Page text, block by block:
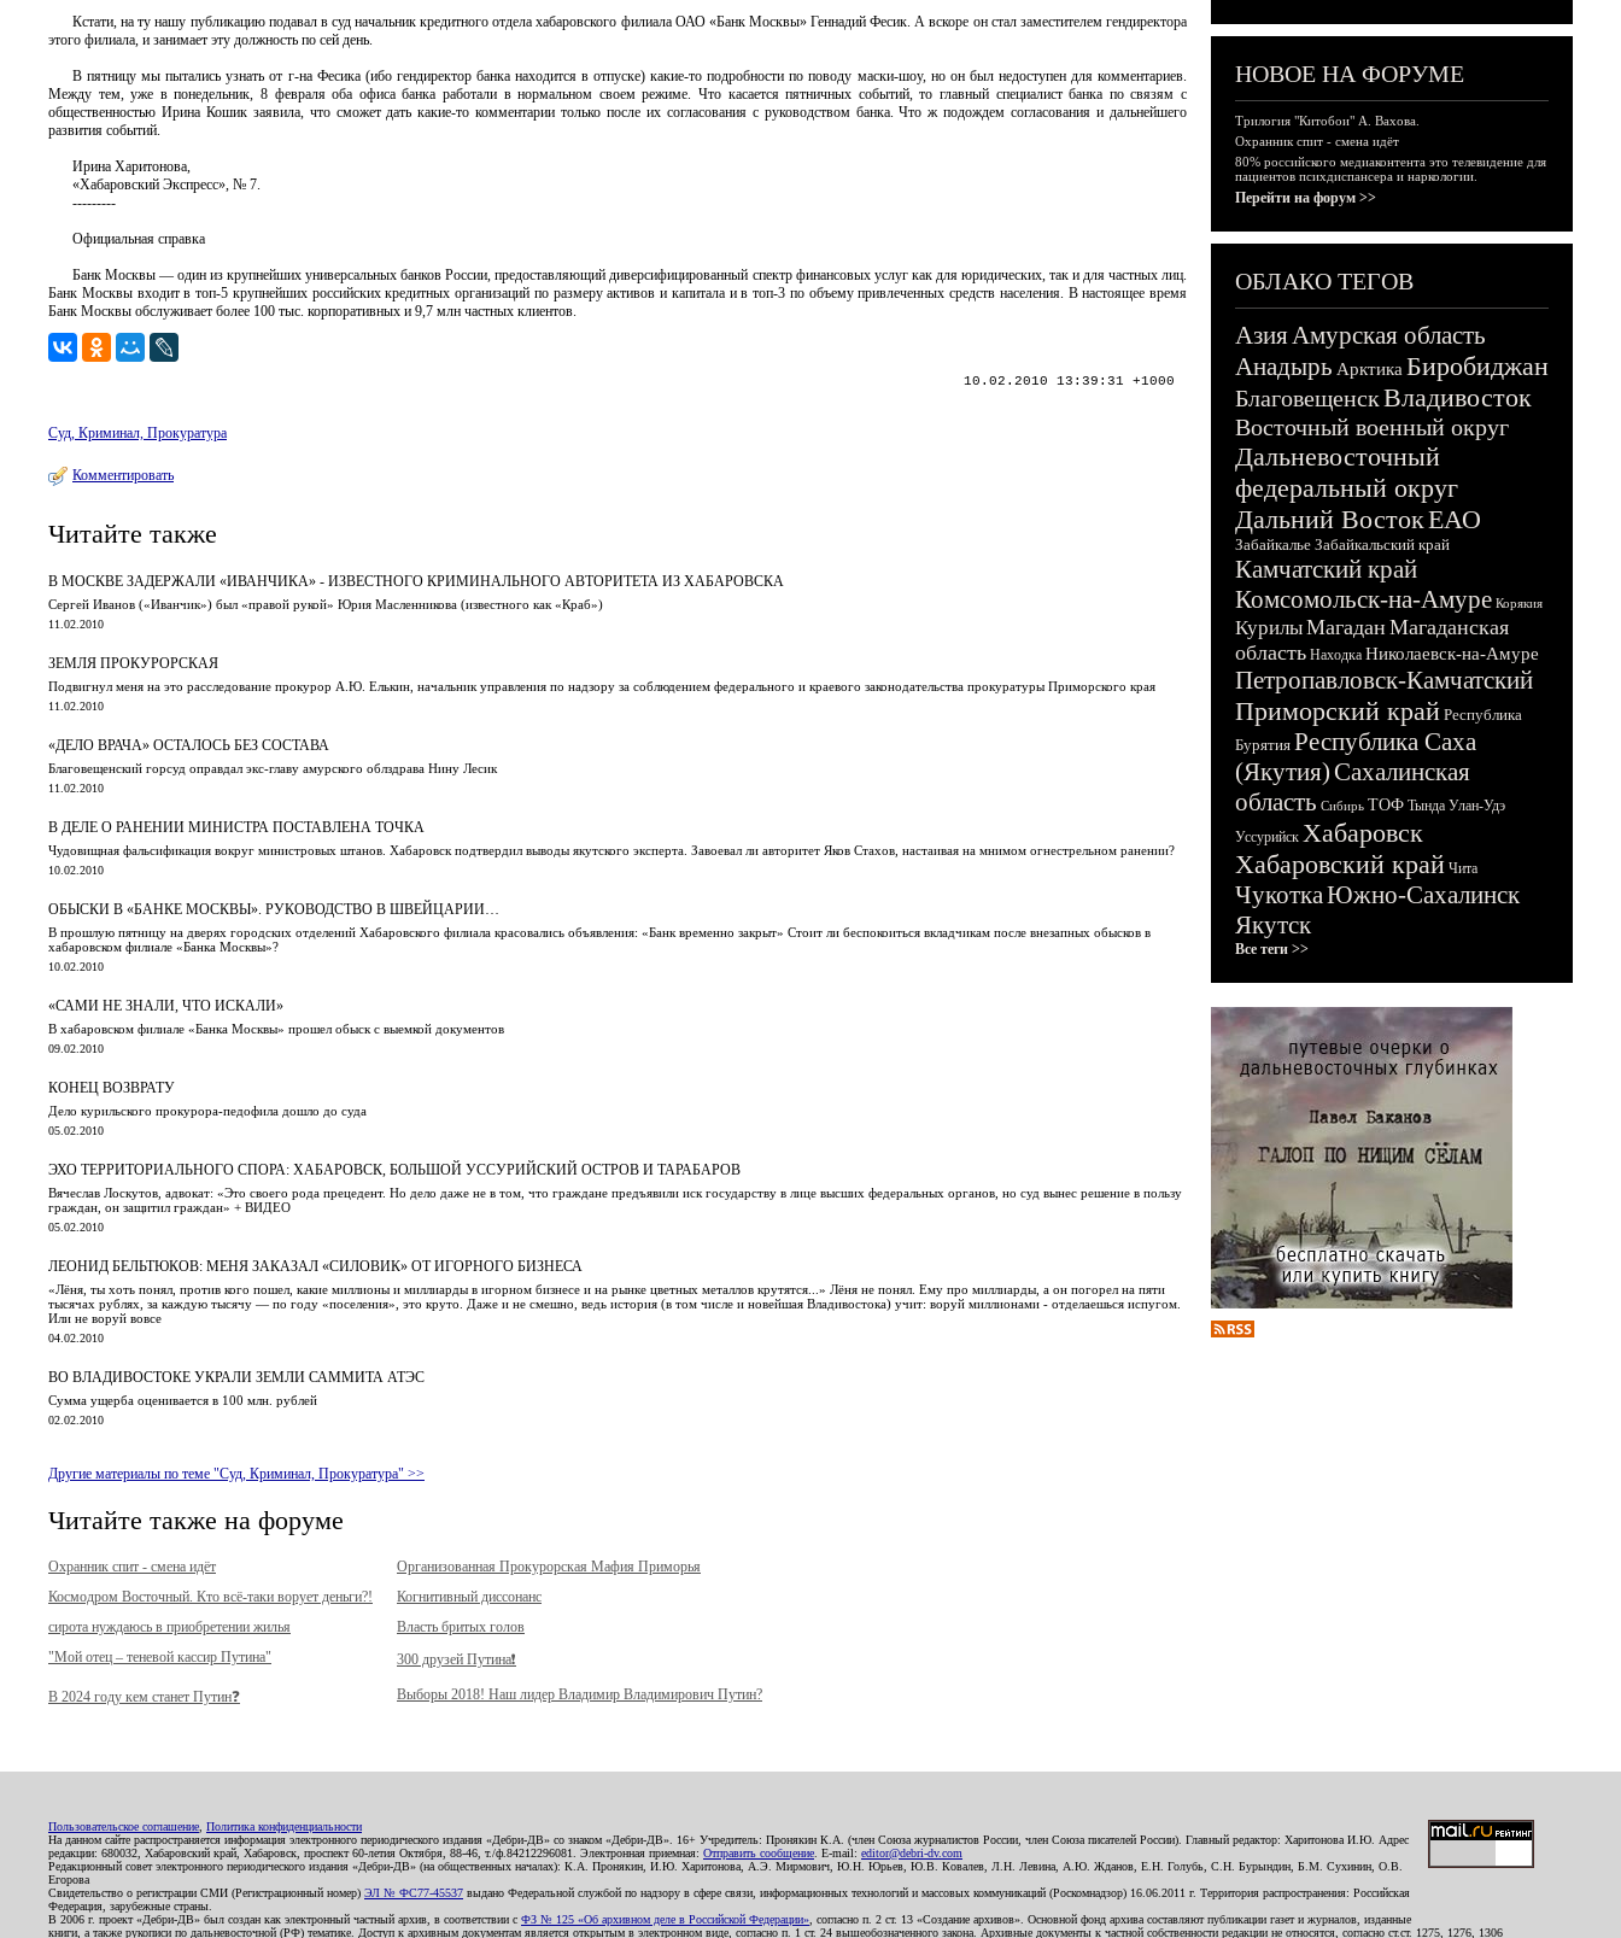
Кстати, на ту нашу публикацию подавал в суд начальник кредитного отдела хабаровского филиала ОАО «Банк Москвы» Геннадий Фесик. А вскоре он стал заместителем гендиректора
этого филиала, и занимает эту должность по сей день.
В пятницу мы пытались узнать от г-на Фесика (ибо гендиректор банка находится в отпуске) какие-то подробности по поводу маски-шоу, но он был недоступен для комментариев.
Между тем, уже в понедельник, 8 февраля оба офиса банка работали в нормальном своем режиме. Что касается пятничных событий, то главный специалист банка по связям с
общественностью Ирина Кошик заявила, что сможет дать какие-то комментарии только после их согласования с руководством банка. Что ж подождем согласования и дальнейшего
развития событий.
Ирина Харитонова,
«Хабаровский Экспресс», № 7.
---------
Официальная справка
Банк Москвы — один из крупнейших универсальных банков России, предоставляющий диверсифицированный спектр финансовых услуг как для юридических, так и для частных лиц.
Банк Москвы входит в топ-5 крупнейших российских кредитных организаций по размеру активов и капитала и в топ-3 по объему привлеченных средств населения. В настоящее время
Банк Москвы обслуживает более 100 тыс. корпоративных и 9,7 млн частных клиентов.
10.02.2010 13:39:31 +1000
Суд, Криминал, Прокуратура
Комментировать
Читайте также
В МОСКВЕ ЗАДЕРЖАЛИ «ИВАНЧИКА» - ИЗВЕСТНОГО КРИМИНАЛЬНОГО АВТОРИТЕТА ИЗ ХАБАРОВСКА
Сергей Иванов («Иванчик») был «правой рукой» Юрия Масленникова (известного как «Краб»)
11.02.2010
ЗЕМЛЯ ПРОКУРОРСКАЯ
Подвигнул меня на это расследование прокурор А.Ю. Елькин, начальник управления по надзору за соблюдением федерального и краевого законодательства прокуратуры Приморского края
11.02.2010
«ДЕЛО ВРАЧА» ОСТАЛОСЬ БЕЗ СОСТАВА
Благовещенский горсуд оправдал экс-главу амурского облздрава Нину Лесик
11.02.2010
В ДЕЛЕ О РАНЕНИИ МИНИСТРА ПОСТАВЛЕНА ТОЧКА
Чудовищная фальсификация вокруг министровых штанов. Хабаровск подтвердил выводы якутского эксперта. Завоевал ли авторитет Яков Стахов, настаивая на мнимом огнестрельном ранении?
10.02.2010
ОБЫСКИ В «БАНКЕ МОСКВЫ». РУКОВОДСТВО В ШВЕЙЦАРИИ…
В прошлую пятницу на дверях городских отделений Хабаровского филиала красовались объявления: «Банк временно закрыт» Стоит ли беспокоиться вкладчикам после внезапных обысков в
хабаровском филиале «Банка Москвы»?
10.02.2010
«САМИ НЕ ЗНАЛИ, ЧТО ИСКАЛИ»
В хабаровском филиале «Банка Москвы» прошел обыск с выемкой документов
09.02.2010
КОНЕЦ ВОЗВРАТУ
Дело курильского прокурора-педофила дошло до суда
05.02.2010
ЭХО ТЕРРИТОРИАЛЬНОГО СПОРА: ХАБАРОВСК, БОЛЬШОЙ УССУРИЙСКИЙ ОСТРОВ И ТАРАБАРОВ
Вячеслав Лоскутов, адвокат: «Это своего рода прецедент. Но дело даже не в том, что граждане предъявили иск государству в лице высших федеральных органов, но суд вынес решение в пользу
граждан, он защитил граждан» + ВИДЕО
05.02.2010
ЛЕОНИД БЕЛЬТЮКОВ: МЕНЯ ЗАКАЗАЛ «СИЛОВИК» ОТ ИГОРНОГО БИЗНЕСА
«Лёня, ты хоть понял, против кого пошел, какие миллионы и миллиарды в игорном бизнесе и на рынке цветных металлов крутятся...» Лёня не понял. Ему про миллиарды, а он погорел на пяти
тысячах рублях, за каждую тысячу — по году «поселения», это круто. Даже и не смешно, ведь история (в том числе и новейшая Владивостока) учит: воруй миллионами - отделаешься испугом.
Или не воруй вовсе
04.02.2010
ВО ВЛАДИВОСТОКЕ УКРАЛИ ЗЕМЛИ САММИТА АТЭС
Сумма ущерба оценивается в 100 млн. рублей
02.02.2010
Другие материалы по теме "Суд, Криминал, Прокуратура" >>
Читайте также на форуме
Охранник спит - смена идёт
Организованная Прокурорская Мафия Приморья
Космодром Восточный. Кто всё-таки ворует деньги?!
Когнитивный диссонанс
сирота нуждаюсь в приобретении жилья
Власть бритых голов
"Мой отец – теневой кассир Путина"
300 друзей Путина❗️
В 2024 году кем станет Путин❓ Выборы 2018! Наш лидер Владимир Владимирович Путин?
НОВОЕ НА ФОРУМЕ
Трилогия "Китобои" А. Вахова.
Охранник спит - смена идёт
80% российского медиаконтента это телевидение для
пациентов психдиспансера и наркологии.
Перейти на форум >>
ОБЛАКО ТЕГОВ
АзияАмурская область
Анадырь Арктика Биробиджан
БлаговещенскВладивосток
Восточный военный округ
Дальневосточный
федеральный округ
Дальний ВостокЕАО
Забайкалье Забайкальский край
Камчатский край
Комсомольск-на-Амуре Корякия
КурилыМагадан Магаданская
область Находка Николаевск-на-Амуре
Петропавловск-Камчатский
Приморский край Республика
Бурятия Республика Саха
(Якутия)Сахалинская
область Сибирь ТОФ Тында Улан-Удэ
Уссурийск Хабаровск
Хабаровский край Чита
ЧукоткаЮжно-Сахалинск
Якутск
Все теги >>
Пользовательское соглашение Политика конфиденциальности
На данном сайте распространяется информация электронного периодического издания «Дебри-ДВ» со знаком «Дебри-ДВ». 16+ Учредитель: Пронякин К.А. (член Союза журналистов России, член Союза писателей России). Главный редактор: Харитонова И.Ю. Адрес
редакции: 680032, Хабаровский край, Хабаровск, проспект 60-летия Октября, 88-46, т./ф.84212296081. Электронная приемная: Отправить сообщение . E-mail: editor@debri-dv.com
Редакционный совет электронного периодического издания «Дебри-ДВ» (на общественных началах): К.А. Пронякин, И.Ю. Харитонова, А.Э. Мирмович, Ю.Н. Юрьев, Ю.В. Ковалев, Л.Н. Левина, А.Ю. Жданов, Е.Н. Голубь, С.Н. Бурындин, Б.М. Сухинин, О.В.
Егорова
Свидетельство о регистрации СМИ (Регистрационный номер) ЭЛ № ФС77-45537 выдано Федеральной службой по надзору в сфере связи, информационных технологий и массовых коммуникаций (Роскомнадзор) 16.06.2011 г. Территория распространения: Российская
Федерация, зарубежные страны.
В 2006 г. проект «Дебри-ДВ» был создан как электронный частный архив, в соответствии с ФЗ № 125 «Об архивном деле в Российской Федерации» , согласно п. 2 ст. 13 «Создание архивов». Основной фонд архива составляют публикации газет и журналов, изданные
книги, а также рукописи по дальневосточной (РФ) тематике. Доступ к архивным документам является открытым в электронном виде, согласно п. 1 ст. 24 вышеобозначенного закона. Архивные документы к частной собственности редакции не относятся, согласно ст.ст. 1275, 1276, 1306